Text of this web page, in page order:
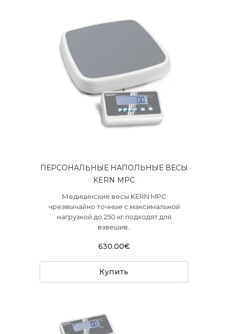
ПЕРСОНАЛЬНЫЕ НАПОЛЬНЫЕ ВЕСЫ
KERN MPC
Медицинские весы KERN MPC
чрезвычайно точные с максимальной
нагрузкой до 250 кг подходят для
взвешив..
630.00€
Купить